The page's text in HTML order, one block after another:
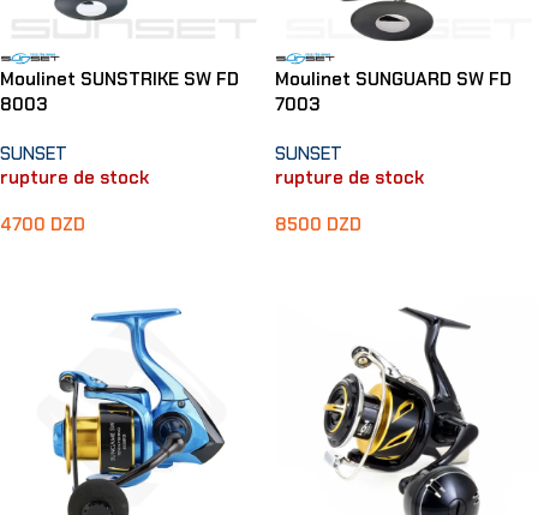
Moulinet SUNSTRIKE SW FD
8003
SUNSET
rupture de stock
4700 DZD
Moulinet SUNGUARD SW FD
7003
SUNSET
rupture de stock
8500 DZD